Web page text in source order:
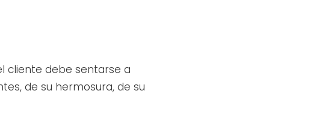
cliente debe sentarse a
de su hermosura, de su